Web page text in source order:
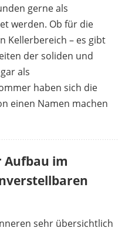
gerne als
werden. Ob für die
Kellerbereich – es gibt
der soliden und
als
haben sich die
einen Namen machen
Aufbau im
sehr übersichtlich